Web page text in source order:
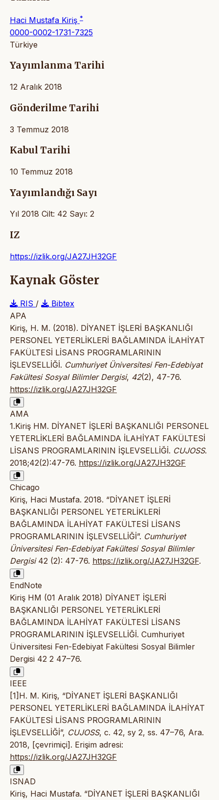
Haci Mustafa Kiriş *
0000-0002-1731-7325
Türkiye
Yayımlanma Tarihi
12 Aralık 2018
Gönderilme Tarihi
3 Temmuz 2018
Kabul Tarihi
10 Temmuz 2018
Yayımlandığı Sayı
Yıl 2018 Cilt: 42 Sayı: 2
IZ
https://izlik.org/JA27JH32GF
Kaynak Göster
RIS /
Bibtex
APA
Kiriş, H. M. (2018). DİYANET İŞLERİ BAŞKANLIĞI
PERSONEL YETERLİKLERİ BAĞLAMINDA İLAHİYAT
FAKÜLTESİ LİSANS PROGRAMLARININ
İŞLEVSELLİĞİ. Cumhuriyet Üniversitesi Fen-Edebiyat
Fakültesi Sosyal Bilimler Dergisi, 42(2), 47-76.
https://izlik.org/JA27JH32GF
AMA
1.Kiriş HM. DİYANET İŞLERİ BAŞKANLIĞI PERSONEL
YETERLİKLERİ BAĞLAMINDA İLAHİYAT FAKÜLTESİ
LİSANS PROGRAMLARININ İŞLEVSELLİĞİ. CUJOSS.
2018;42(2):47-76. https://izlik.org/JA27JH32GF
Chicago
Kiriş, Haci Mustafa. 2018. “DİYANET İŞLERİ
BAŞKANLIĞI PERSONEL YETERLİKLERİ
BAĞLAMINDA İLAHİYAT FAKÜLTESİ LİSANS
PROGRAMLARININ İŞLEVSELLİĞİ”. Cumhuriyet
Üniversitesi Fen-Edebiyat Fakültesi Sosyal Bilimler
Dergisi42 (2): 47-76. https://izlik.org/JA27JH32GF.
EndNote
Kiriş HM (01 Aralık 2018) DİYANET İŞLERİ
BAŞKANLIĞI PERSONEL YETERLİKLERİ
BAĞLAMINDA İLAHİYAT FAKÜLTESİ LİSANS
PROGRAMLARININ İŞLEVSELLİĞİ. Cumhuriyet
Üniversitesi Fen-Edebiyat Fakültesi Sosyal Bilimler
Dergisi 42 2 47–76.
IEEE
[1]H. M. Kiriş, “DİYANET İŞLERİ BAŞKANLIĞI
PERSONEL YETERLİKLERİ BAĞLAMINDA İLAHİYAT
FAKÜLTESİ LİSANS PROGRAMLARININ
İŞLEVSELLİĞİ”, CUJOSS, c. 42, sy 2, ss. 47–76, Ara.
2018, [çevrimiçi]. Erişim adresi:
https://izlik.org/JA27JH32GF
ISNAD
Kiriş, Haci Mustafa. “DİYANET İŞLERİ BAŞKANLIĞI